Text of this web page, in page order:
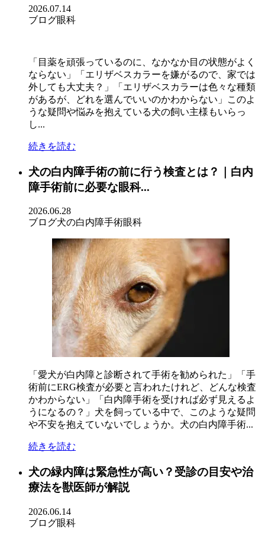
2026.07.14
ブログ眼科
「目薬を頑張っているのに、なかなか目の状態がよく
ならない」「エリザベスカラーを嫌がるので、家では
外しても大丈夫？」「エリザベスカラーは色々な種類
があるが、どれを選んでいいのかわからない」このよ
うな疑問や悩みを抱えている犬の飼い主様もいらっ
し...
続きを読む
犬の白内障手術の前に行う検査とは？｜白内
障手術前に必要な眼科...
2026.06.28
ブログ犬の白内障手術眼科
「愛犬が白内障と診断されて手術を勧められた」「手
術前にERG検査が必要と言われたけれど、どんな検査
かわからない」「白内障手術を受ければ必ず見えるよ
うになるの？」犬を飼っている中で、このような疑問
や不安を抱えていないでしょうか。犬の白内障手術...
続きを読む
犬の緑内障は緊急性が高い？受診の目安や治
療法を獣医師が解説
2026.06.14
ブログ眼科